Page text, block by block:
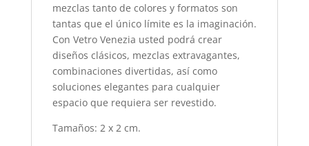
mezclas tanto de colores y formatos son
tantas que el único límite es la imaginación.
Con Vetro Venezia usted podrá crear
diseños clásicos, mezclas extravagantes,
combinaciones divertidas, así como
soluciones elegantes para cualquier
espacio que requiera ser revestido.
Tamaños: 2 x 2 cm.